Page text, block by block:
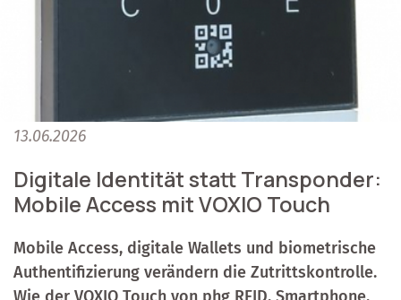
13.06.2026
Digitale Identität statt Transponder:
Mobile Access mit VOXIO Touch
Mobile Access, digitale Wallets und biometrische
Authentifizierung verändern die Zutrittskontrolle.